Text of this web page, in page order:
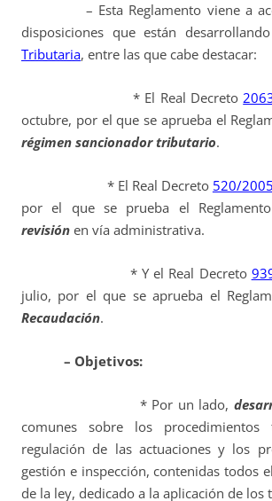
– Esta Reglamento viene a
disposiciones que están
Tributaria, entre las que cabe destacar:
* El Real Decreto
octubre, por el que se aprueba el
régimen sancionador tributario.
* El Real Decreto 520/2005
por el que se prueba el
revisión en vía administrativa.
* Y el Real Decreto
julio, por el que se aprueba el
Recaudación.
– Objetivos:
* Por un lado,
comunes sobre los
regulación de las actuaciones y los
gestión e inspección, contenidas todos
de la ley, dedicado a la aplicación de los